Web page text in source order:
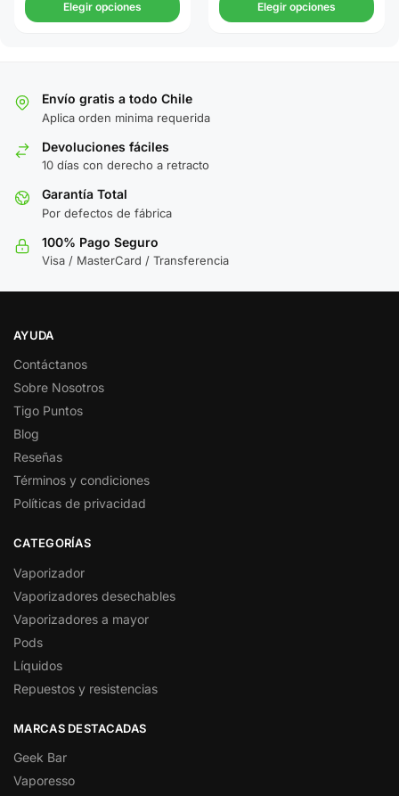
Elegir opciones Elegir opciones
Envío gratis a todo Chile
Aplica orden minima requerida
Devoluciones fáciles
10 días con derecho a retracto
Garantía Total
Por defectos de fábrica
100% Pago Seguro
Visa / MasterCard / Transferencia
AYUDA
Contáctanos
Sobre Nosotros
Tigo Puntos
Blog
Reseñas
Términos y condiciones
Políticas de privacidad
CATEGORÍAS
Vaporizador
Vaporizadores desechables
Vaporizadores a mayor
Pods
Líquidos
Repuestos y resistencias
MARCAS DESTACADAS
Geek Bar
Vaporesso